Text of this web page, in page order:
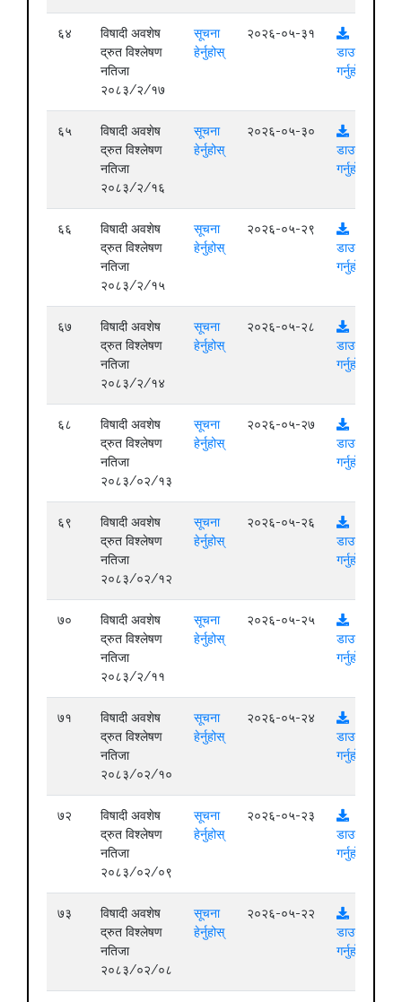
६४
विषादी अवशेष
द्रुत विश्लेषण
नतिजा
२०८३/२/१७
सूचना
हेर्नुहोस्
२०२६-०५-३१
डाउनलोड
गर्नुहोस्
६५
विषादी अवशेष
द्रुत विश्लेषण
नतिजा
२०८३/२/१६
सूचना
हेर्नुहोस्
२०२६-०५-३०
डाउनलोड
गर्नुहोस्
६६
विषादी अवशेष
द्रुत विश्लेषण
नतिजा
२०८३/२/१५
सूचना
हेर्नुहोस्
२०२६-०५-२९
डाउनलोड
गर्नुहोस्
६७
विषादी अवशेष
द्रुत विश्लेषण
नतिजा
२०८३/२/१४
सूचना
हेर्नुहोस्
२०२६-०५-२८
डाउनलोड
गर्नुहोस्
६८
विषादी अवशेष
द्रुत विश्लेषण
नतिजा
२०८३/०२/१३
सूचना
हेर्नुहोस्
२०२६-०५-२७
डाउनलोड
गर्नुहोस्
६९
विषादी अवशेष
द्रुत विश्लेषण
नतिजा
२०८३/०२/१२
सूचना
हेर्नुहोस्
२०२६-०५-२६
डाउनलोड
गर्नुहोस्
७०
विषादी अवशेष
द्रुत विश्लेषण
नतिजा
२०८३/२/११
सूचना
हेर्नुहोस्
२०२६-०५-२५
डाउनलोड
गर्नुहोस्
७१
विषादी अवशेष
द्रुत विश्लेषण
नतिजा
२०८३/०२/१०
सूचना
हेर्नुहोस्
२०२६-०५-२४
डाउनलोड
गर्नुहोस्
७२
विषादी अवशेष
द्रुत विश्लेषण
नतिजा
२०८३/०२/०९
सूचना
हेर्नुहोस्
२०२६-०५-२३
डाउनलोड
गर्नुहोस्
७३
विषादी अवशेष
द्रुत विश्लेषण
नतिजा
२०८३/०२/०८
सूचना
हेर्नुहोस्
२०२६-०५-२२
डाउनलोड
गर्नुहोस्